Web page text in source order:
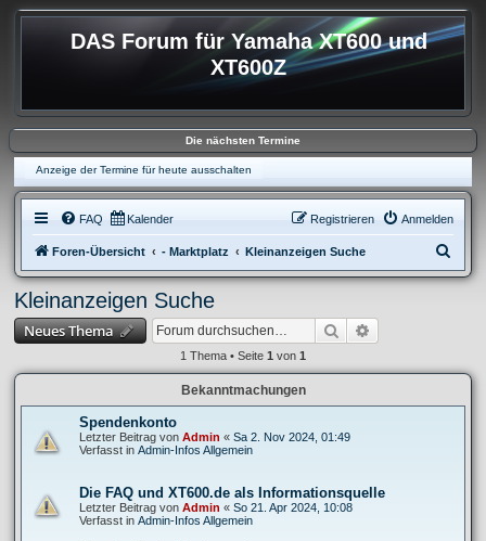
DAS Forum für Yamaha XT600 und
XT600Z
Die nächsten Termine
Anzeige der Termine für heute ausschalten
FAQ Kalender Anmelden
Registrieren
Foren-Übersicht - Marktplatz Kleinanzeigen Suche
u
Kleinanzeigen Suche
Neues Thema Suche
1 Thema • Seite 1 von 1
Bekanntmachungen
Spendenkonto
Letzter Beitrag von Admin « Sa 2. Nov 2024, 01:49
Verfasst in Admin-Infos Allgemein
Die FAQ und XT600.de als Informationsquelle
Letzter Beitrag von Admin « So 21. Apr 2024, 10:08
Verfasst in Admin-Infos Allgemein